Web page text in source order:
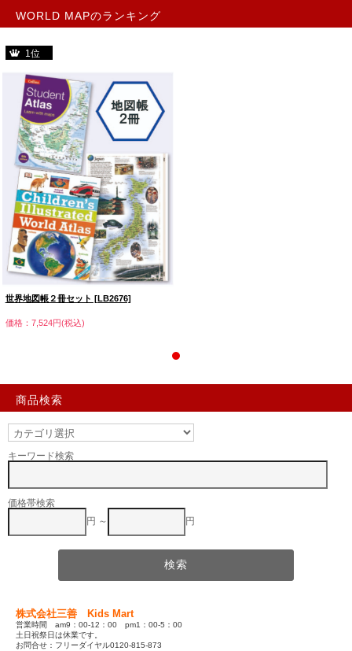
WORLD MAPのランキング
1位
世界地図帳２冊セット [LB2676]
価格：7,524円(税込)
商品検索
キーワード検索
価格帯検索
円 ～
円
株式会社三善 Kids Mart
営業時間 am9：00-12：00 pm1：00-5：00
土日祝祭日は休業です。
お問合せ：フリーダイヤル0120-815-873